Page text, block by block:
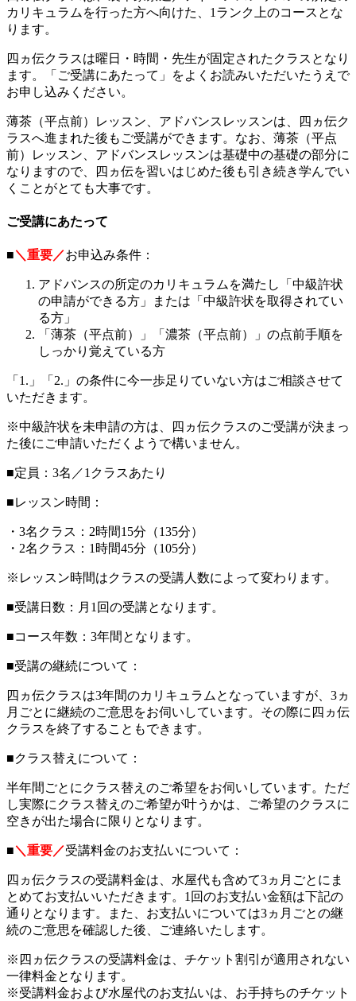
カリキュラムを行った方へ向けた、1ランク上のコースとな
ります。
四ヵ伝クラスは曜日・時間・先生が固定されたクラスとなり
ます。「ご受講にあたって」をよくお読みいただいたうえで
お申し込みください。
薄茶（平点前）レッスン、アドバンスレッスンは、四ヵ伝ク
ラスへ進まれた後もご受講ができます。なお、薄茶（平点
前）レッスン、アドバンスレッスンは基礎中の基礎の部分に
なりますので、四ヵ伝を習いはじめた後も引き続き学んでい
くことがとても大事です。
ご受講にあたって
■＼重要／お申込み条件：
アドバンスの所定のカリキュラムを満たし「中級許状
の申請ができる方」または「中級許状を取得されてい
る方」
「薄茶（平点前）」「濃茶（平点前）」の点前手順を
しっかり覚えている方
「1.」「2.」の条件に今一歩足りていない方はご相談させて
いただきます。
※中級許状を未申請の方は、四ヵ伝クラスのご受講が決まっ
た後にご申請いただくようで構いません。
■定員：3名／1クラスあたり
■レッスン時間：
・3名クラス：2時間15分（135分）
・2名クラス：1時間45分（105分）
※レッスン時間はクラスの受講人数によって変わります。
■受講日数：月1回の受講となります。
■コース年数：3年間となります。
■受講の継続について：
四ヵ伝クラスは3年間のカリキュラムとなっていますが、3ヵ
月ごとに継続のご意思をお伺いしています。その際に四ヵ伝
クラスを終了することもできます。
■クラス替えについて：
半年間ごとにクラス替えのご希望をお伺いしています。ただ
し実際にクラス替えのご希望が叶うかは、ご希望のクラスに
空きが出た場合に限りとなります。
■＼重要／受講料金のお支払いについて：
四ヵ伝クラスの受講料金は、水屋代も含めて3ヵ月ごとにま
とめてお支払いいただきます。1回のお支払い金額は下記の
通りとなります。また、お支払いについては3ヵ月ごとの継
続のご意思を確認した後、ご連絡いたします。
※四ヵ伝クラスの受講料金は、チケット割引が適用されない
一律料金となります。
※受講料金および水屋代のお支払いは、お手持ちのチケット